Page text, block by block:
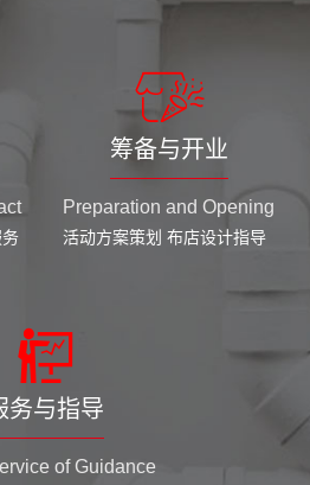
筹备与开业
Preparation and Opening
活动方案策划 布店设计指导
务与指导
of Guidance